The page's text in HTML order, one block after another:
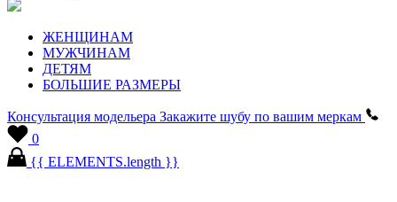
ЖЕНЩИНАМ
МУЖЧИНАМ
ДЕТЯМ
БОЛЬШИЕ РАЗМЕРЫ
Консультация модельера Закажите шубу по вашим меркам
0
{{ ELEMENTS.length }}